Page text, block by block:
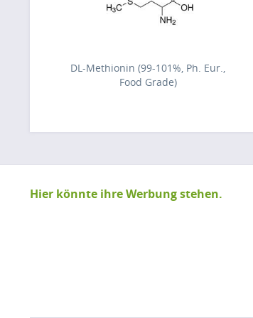
DL-Methionin (99-101%, Ph. Eur.,
Food Grade)
Hier könnte ihre Werbung stehen.